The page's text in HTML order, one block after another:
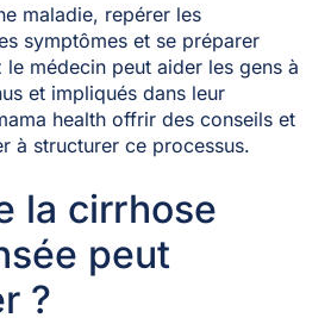
maladie, repérer les
symptômes et se préparer
médecin peut aider les gens à
et impliqués dans leur
health offrir des conseils et
à structurer ce processus.
la cirrhose
peut
?